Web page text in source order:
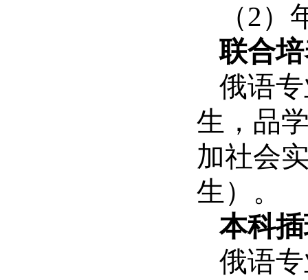
（2
联合
俄语
生，品
加社会
生）。
本科
俄语